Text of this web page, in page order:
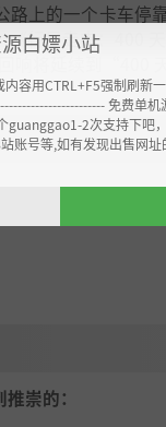
上的一个卡车停
《行尸走肉：400
回响将延续到
崇的：
白嫖小站
容用CTRL+F5强制刷新
免费单
guanggao1-2次支持下吧
账号等,如有发现出售网